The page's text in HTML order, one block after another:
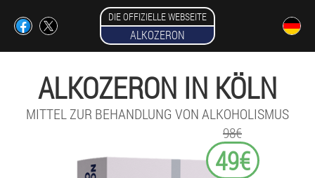
DIE OFFIZIELLE WEBSEITE
ALKOZERON
ALKOZERON IN KÖLN
MITTEL ZUR BEHANDLUNG VON ALKOHOLISMUS
98€
49€